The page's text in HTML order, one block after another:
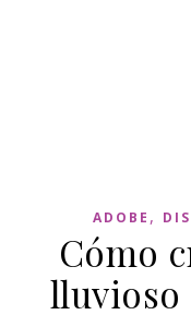
ADOBE ,
Cómo
lluvioso